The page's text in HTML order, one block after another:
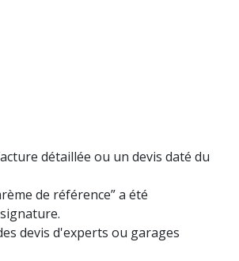
détaillée ou un devis daté du
de référence” a été
devis d'experts ou garages